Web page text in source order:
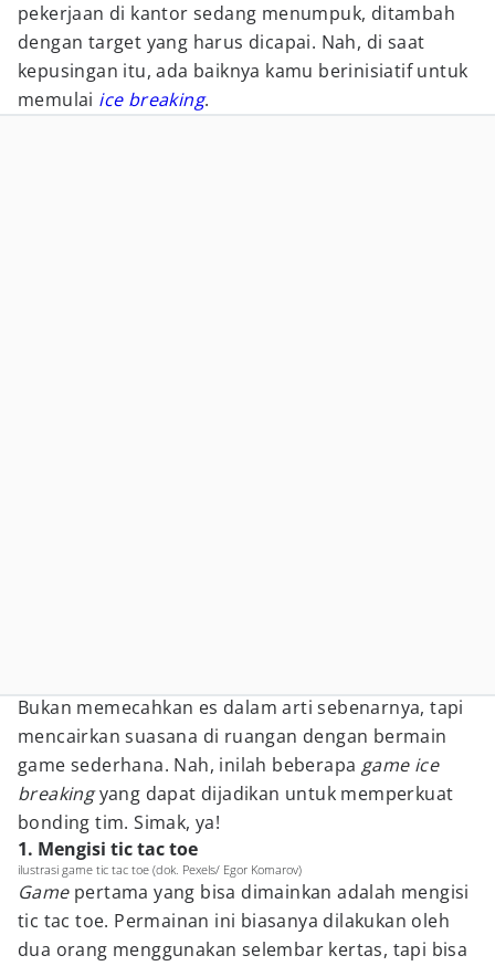
pekerjaan di kantor sedang menumpuk, ditambah
dengan target yang harus dicapai. Nah, di saat
kepusingan itu, ada baiknya kamu berinisiatif untuk
memulai ice breaking.
Bukan memecahkan es dalam arti sebenarnya, tapi
mencairkan suasana di ruangan dengan bermain
game sederhana. Nah, inilah beberapa game ice
breakingyang dapat dijadikan untuk memperkuat
bonding tim. Simak, ya!
1. Mengisi tic tac toe
ilustrasi game tic tac toe (dok. Pexels/ Egor Komarov)
Game pertama yang bisa dimainkan adalah mengisi
tic tac toe. Permainan ini biasanya dilakukan oleh
dua orang menggunakan selembar kertas, tapi bisa